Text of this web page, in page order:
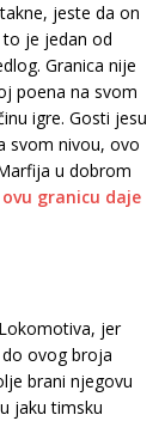
jeste da on
je jedan od
Granica nije
poena na svom
igre. Gosti jesu
svom nivou, ovo
u dobrom
ovu granicu daje
jer
ovog broja
brani njegovu
jaku timsku